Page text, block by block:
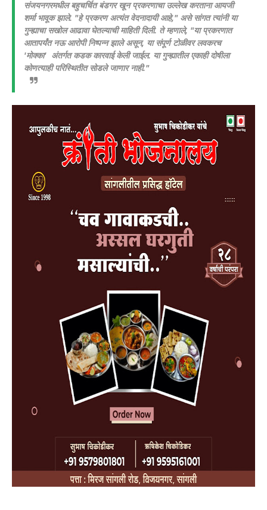
​संजयनगरमधील बहुचर्चित बंडगर खून प्रकरणाचा उल्लेख करताना आयजी
शर्मा भावूक झाले. "हे प्रकरण अत्यंत वेदनादायी आहे," असे सांगत त्यांनी या
गुन्ह्याचा सखोल आढावा घेतल्याची माहिती दिली. ते म्हणाले, "या प्रकरणात
आतापर्यंत नऊ आरोपी निष्पन्न झाले असून, या संपूर्ण टोळीवर लवकरच
'मोक्का' अंतर्गत कडक कारवाई केली जाईल. या गुन्ह्यातील एकाही दोषीला
कोणत्याही परिस्थितीत सोडले जाणार नाही."